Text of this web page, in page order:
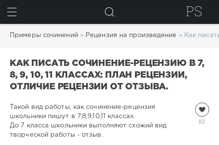
ИСКАТЬ
Примеры сочинений » Рецензия на произведение » Как
КАК ПИСАТЬ СОЧИНЕНИЕ-РЕЦЕНЗИЮ В 7,
8, 9, 10, 11 КЛАССАХ: ПЛАН РЕЦЕНЗИИ,
ОТЛИЧИЕ РЕЦЕНЗИИ ОТ ОТЗЫВА.
82
Такой вид работы, как сочинение-рецензия
школьники пишут в 7,8,9,10,11 классах.
До 7 класса школьники выполняют схожий вид
творческой работы - отзыв.